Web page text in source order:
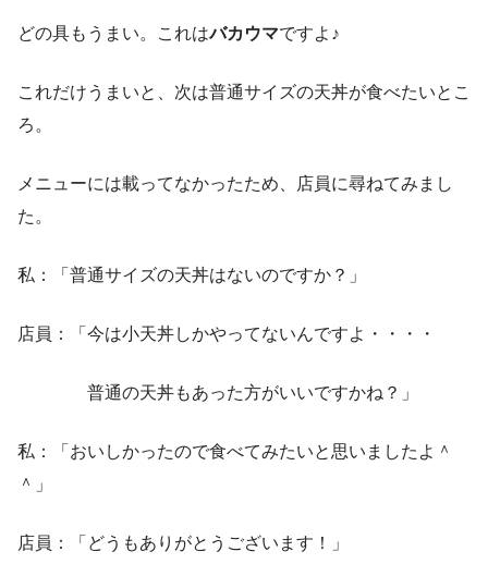
どの具もうまい。これはバカウマですよ♪
これだけうまいと、次は普通サイズの天丼が食べたいとこ
ろ。
メニューには載ってなかったため、店員に尋ねてみまし
た。
私：「普通サイズの天丼はないのですか？」
店員：「今は小天丼しかやってないんですよ・・・・
普通の天丼もあった方がいいですかね？」
私：「おいしかったので食べてみたいと思いましたよ＾
＾」
店員：「どうもありがとうございます！」